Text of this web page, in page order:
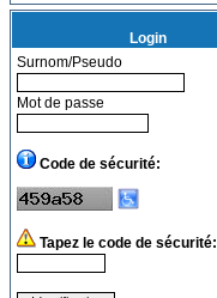
Login
Surnom/Pseudo
Mot de passe
Code de sécurité:
Tapez le code de sécurité: